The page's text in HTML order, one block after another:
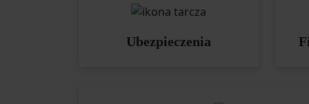
Ubezpieczenia